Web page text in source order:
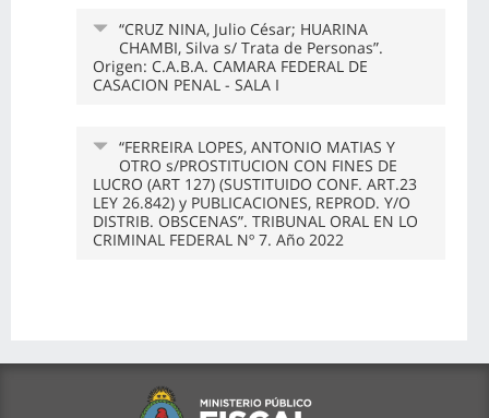
“CRUZ NINA, Julio César; HUARINA
CHAMBI, Silva s/ Trata de Personas”.
Origen: C.A.B.A. CAMARA FEDERAL DE
CASACION PENAL - SALA I
“FERREIRA LOPES, ANTONIO MATIAS Y
OTRO s/PROSTITUCION CON FINES DE
LUCRO (ART 127) (SUSTITUIDO CONF. ART.23
LEY 26.842) y PUBLICACIONES, REPROD. Y/O
DISTRIB. OBSCENAS”. TRIBUNAL ORAL EN LO
CRIMINAL FEDERAL Nº 7. Año 2022